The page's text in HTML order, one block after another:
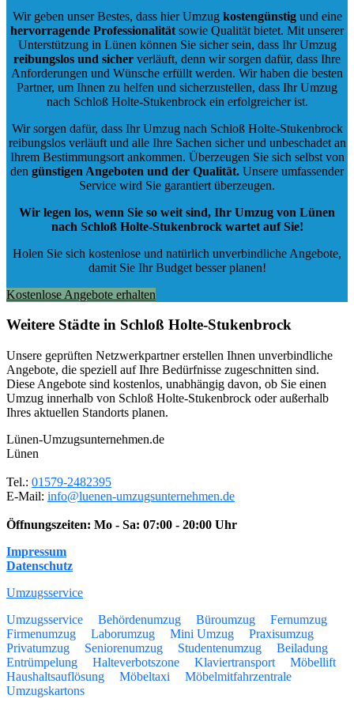
Wir geben unser Bestes, dass hier Umzug kostengünstigund eine
hervorragende Professionalität sowie Qualität bietet. Mit unserer
Unterstützung in Lünen können Sie sicher sein, dass Ihr Umzug
reibungslos und sicher verläuft, denn wir sorgen dafür, dass Ihre
Anforderungen und Wünsche erfüllt werden. Wir haben die besten
Partner, um Ihnen zu helfen und sicherzustellen, dass Ihr Umzug
nach Schloß Holte-Stukenbrock ein erfolgreicher ist.
Wir sorgen dafür, dass Ihr Umzug nach Schloß Holte-Stukenbrock
reibungslos verläuft und alle Ihre Sachen sicher und unbeschadet an
Ihrem Bestimmungsort ankommen. Überzeugen Sie sich selbst von
den günstigen Angeboten und der Qualität. Unsere umfassender
Service wird Sie garantiert überzeugen.
Wir legen los, wenn Sie so weit sind, Ihr Umzug von Lünen
nach Schloß Holte-Stukenbrock wartet auf Sie!
Holen Sie sich kostenlose und natürlich unverbindliche Angebote,
damit Sie Ihr Budget besser planen!
Kostenlose Angebote erhalten
Weitere Städte in Schloß Holte-Stukenbrock
Unsere geprüften Netzwerkpartner erstellen Ihnen unverbindliche
Angebote, die speziell auf Ihre Bedürfnisse zugeschnitten sind.
Diese Angebote sind kostenlos, unabhängig davon, ob Sie einen
Umzug innerhalb von Schloß Holte-Stukenbrock oder außerhalb
Ihres aktuellen Standorts planen.
Lünen-Umzugsunternehmen.de
Lünen
Tel.: 01579-2482395
E-Mail: info@luenen-umzugsunternehmen.de
Öffnungszeiten: Mo - Sa: 07:00 - 20:00 Uhr
Impressum
Datenschutz
Umzugsservice
Umzugsservice
Behördenumzug Büroumzug
Fernumzug
Firmenumzug
Laborumzug Mini Umzug
Praxisumzug
Privatumzug
Seniorenumzug Studentenumzug
Beiladung
Entrümpelung
Halteverbotszone Klaviertransport
Möbellift
Haushaltsauflösung
Möbeltaxi
Möbelmitfahrzentrale
Umzugskartons